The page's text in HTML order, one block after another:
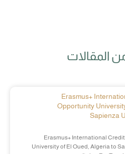
المقالات
Erasmus+
Opportunity
Sapienza
Erasmus+ International
University of El Oued, Algeria to